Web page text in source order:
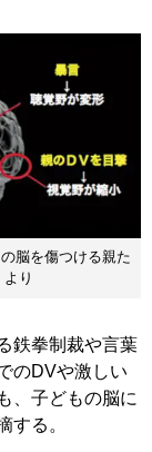
脳を傷つける親た
り
鉄拳制裁や言葉
のDVや激しい
、子どもの脳に
する。